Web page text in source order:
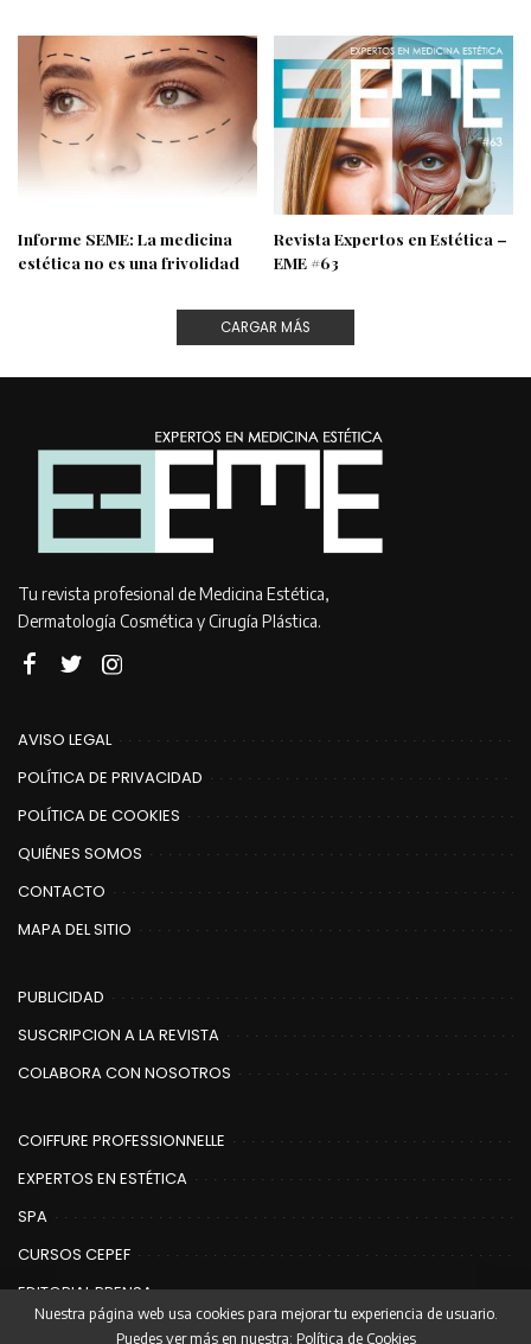
Informe SEME: La medicina
estética no es una frivolidad
Revista Expertos en Estética –
EME #63
CARGAR MÁS
Tu revista profesional de Medicina Estética,
Dermatología Cosmética y Cirugía Plástica.
AVISO LEGAL
POLÍTICA DE PRIVACIDAD
POLÍTICA DE COOKIES
QUIÉNES SOMOS
CONTACTO
MAPA DEL SITIO
PUBLICIDAD
SUSCRIPCION A LA REVISTA
COLABORA CON NOSOTROS
COIFFURE PROFESSIONNELLE
EXPERTOS EN ESTÉTICA
SPA
CURSOS CEPEF
EDITORIAL PRENSA
Nuestra página web usa cookies para mejorar tu experiencia de usuario.
Puedes ver más en nuestra: Política de Cookies